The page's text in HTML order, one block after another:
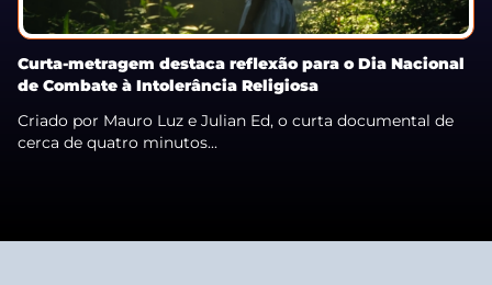
Curta-metragem destaca reflexão para o Dia Nacional
de Combate à Intolerância Religiosa
Criado por Mauro Luz e Julian Ed, o curta documental de
cerca de quatro minutos...